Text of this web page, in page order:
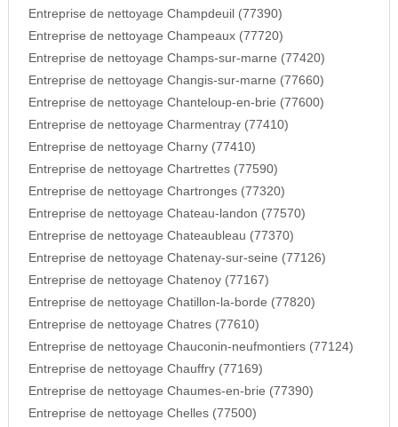
Entreprise de nettoyage Champdeuil (77390)
Entreprise de nettoyage Champeaux (77720)
Entreprise de nettoyage Champs-sur-marne (77420)
Entreprise de nettoyage Changis-sur-marne (77660)
Entreprise de nettoyage Chanteloup-en-brie (77600)
Entreprise de nettoyage Charmentray (77410)
Entreprise de nettoyage Charny (77410)
Entreprise de nettoyage Chartrettes (77590)
Entreprise de nettoyage Chartronges (77320)
Entreprise de nettoyage Chateau-landon (77570)
Entreprise de nettoyage Chateaubleau (77370)
Entreprise de nettoyage Chatenay-sur-seine (77126)
Entreprise de nettoyage Chatenoy (77167)
Entreprise de nettoyage Chatillon-la-borde (77820)
Entreprise de nettoyage Chatres (77610)
Entreprise de nettoyage Chauconin-neufmontiers (77124)
Entreprise de nettoyage Chauffry (77169)
Entreprise de nettoyage Chaumes-en-brie (77390)
Entreprise de nettoyage Chelles (77500)